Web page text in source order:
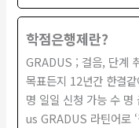
학점은행제란?
GRADUS ; 걸음, 단계
목표든지 12년간 한결
명 일일 신청 가능 수
us GRADUS 라틴어로